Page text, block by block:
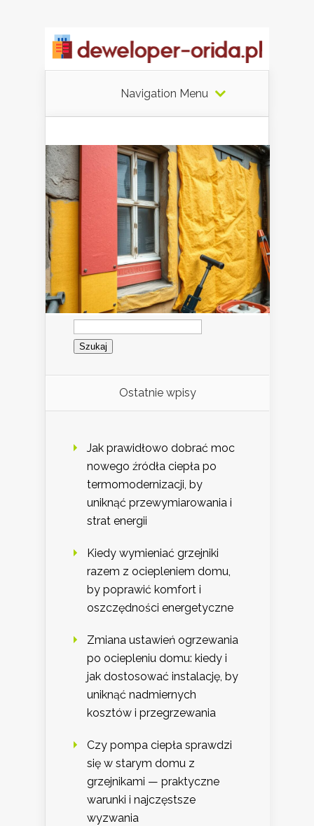
Navigation Menu
Szukaj:
Ostatnie wpisy
Jak prawidłowo dobrać moc
nowego źródła ciepła po
termomodernizacji, by
uniknąć przewymiarowania i
strat energii
Kiedy wymieniać grzejniki
razem z ociepleniem domu,
by poprawić komfort i
oszczędności energetyczne
Zmiana ustawień ogrzewania
po ociepleniu domu: kiedy i
jak dostosować instalację, by
uniknąć nadmiernych
kosztów i przegrzewania
Czy pompa ciepła sprawdzi
się w starym domu z
grzejnikami — praktyczne
warunki i najczęstsze
wyzwania